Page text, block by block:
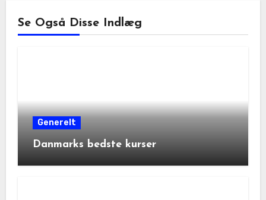
Se Også Disse Indlæg
Generelt
Danmarks bedste kurser